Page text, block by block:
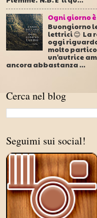
Ogni giorno
Buongiorno
lettrici 😊 La
oggi
molto
un'autrice
ancora abbastanza ...
Cerca nel blog
Seguimi sui social!